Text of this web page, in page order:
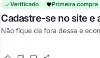
Verificado Primeira compra
Cadastre-se no site e
Não fique de fora dessa e